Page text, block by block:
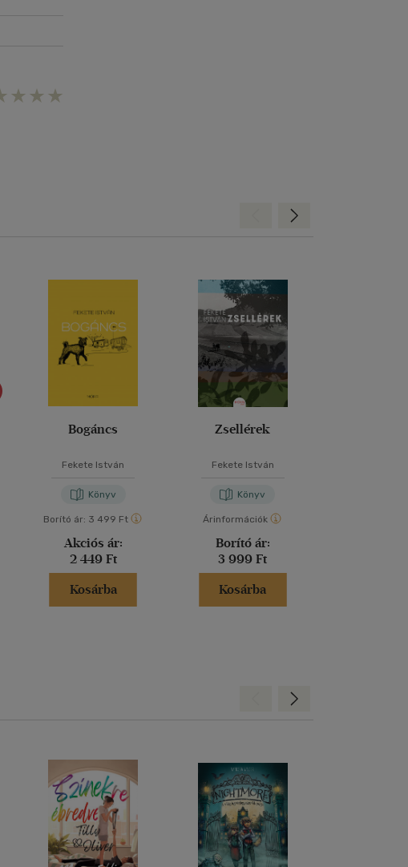
Bogáncs
Fekete István
Könyv
Borító ár: 3 499 Ft
Akciós ár:
2 449 Ft
Kosárba
Zsellérek
Fekete István
Könyv
Árinformációk
Borító ár:
3 999 Ft
Kosárba
Előre
Előre